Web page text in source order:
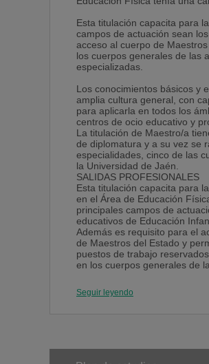
Esta titulación capacita para
campos de actuación sean
acceso al cuerpo de
los cuerpos generales de las
especializadas.
Los conocimientos básicos y
amplia cultura general, con
para aplicarla en todos los
centros de ocio educativo y
La titulación de Maestro/a
de diplomatura y a su vez se
especialidades, cinco de las
la Universidad de Jaén.
SALIDAS PROFESIONALES
Esta titulación capacita para
en el Área de Educación
principales campos de
educativos de Educación
Además es requisito para el
de Maestros del Estado y
puestos de trabajo
en los cuerpos generales de
categorías laborales medias
Los conocimientos básicos y
Seguir leyendo